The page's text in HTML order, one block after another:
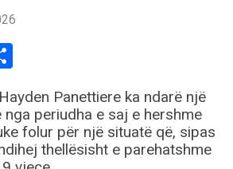
Panettiere ka ndarë një
periudha e saj e hershme
folur për një situatë që, sipas
thellësisht e parehatshme